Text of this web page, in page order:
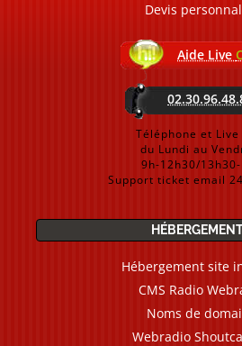
Devis
Aide Live
Téléphone et Live
du Lundi au
9h-12h30/
Support ticket email
Hébergement site
CMS Radio
Noms de
Webradio